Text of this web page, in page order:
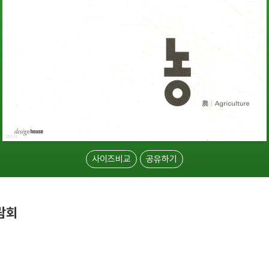
사이즈비교 공유하기
회